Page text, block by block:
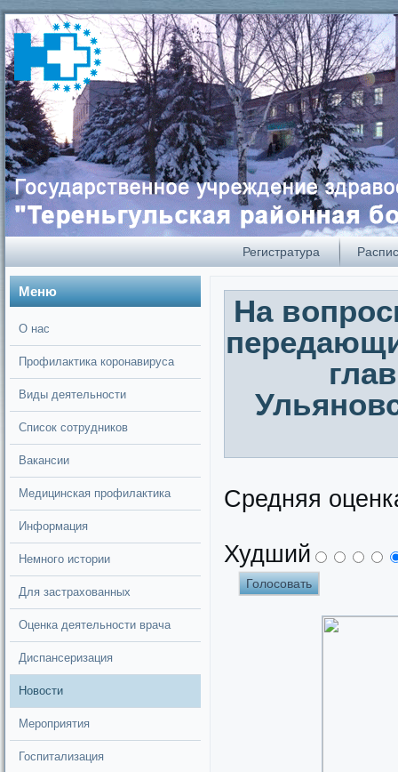
Цвет: А А А А А Размер: А А А Кернинг:
Регистратура
Меню
О нас
Профилактика коронавируса
Виды деятельности
Список сотрудников
Вакансии
Медицинская профилактика
Информация
Немного истории
Для застрахованных
Оценка деятельности врача
Диспансеризация
Новости
Мероприятия
Госпитализация
На
Средняя
Худший